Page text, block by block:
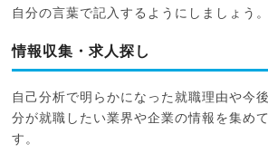
自分の言葉で記入するようにしましょう。
情報収集・求人探し
自己分析で明らかになった就職理由や今
分が就職したい業界や企業の情報を集め
す。